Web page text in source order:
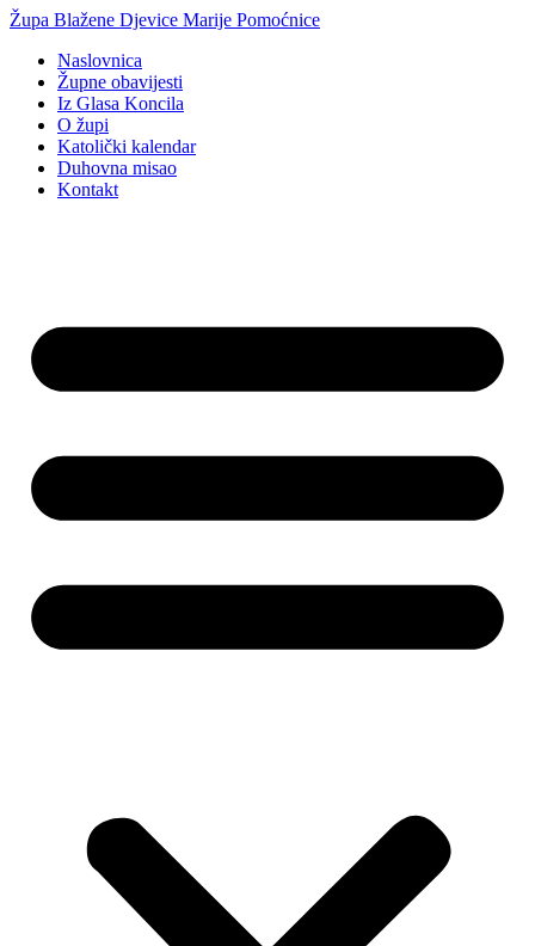
Idi
sadržaj
Župa Blažene Djevice Marije Pomoćnice
Naslovnica
Župne obavijesti
Iz Glasa Koncila
O župi
Katolički kalendar
Duhovna misao
Kontakt